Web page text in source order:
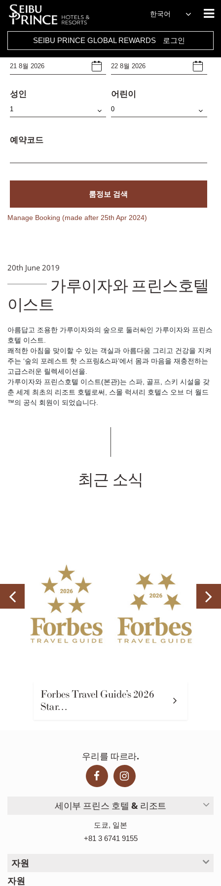
한국어
SEIBU PRINCE GLOBAL REWARDS 로그인
호텔
Select Any
체크인날짜 체크아웃날짜
성인 어린이
예약코드
룸정보 검색
Manage Booking (made after 25th Apr 2024)
20th June 2019
가루이자와 프린스호텔
이스트
아름답고 조용한 가루이자와의 숲으로 둘러싸인 가루이자와 프린스
호텔 이스트.
쾌적한 아침을 맞이할 수 있는 객실과 아름다움 그리고 건강을 지켜
주는 ‘숲의 포레스트 핫 스프링&스파’에서 몸과 마음을 재충전하는
고급스러운 릴렉세이션을.
가루이자와 프린스호텔 이스트(본관)는 스파, 골프, 스키 시설을 갖
춘 세계 최초의 리조트 호텔로써, 스몰 럭셔리 호텔스 오브 더 월드
™의 공식 회원이 되었습니다.
최근 소식
Forbes Travel Guide’s 2026
Star…
우리를 따르라.
세이부 프린스 호텔 & 리조트
도쿄, 일본
+81 3 6741 9155
자원
자원